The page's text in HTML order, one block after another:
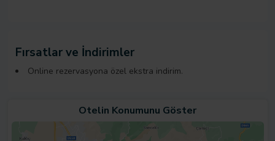
Fırsatlar ve İndirimler
Online rezervasyona özel ekstra indirim.
Otelin Konumunu Göster